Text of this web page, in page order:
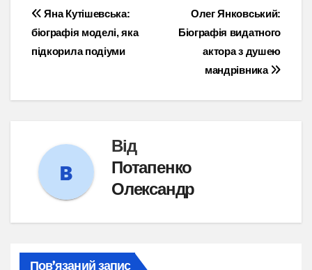
Навігація
записів
Олег Янковський:
Біографія видатного
актора з душею
мандрівника
Яна Кутішевська:
біографія моделі, яка
підкорила подіуми
Від
Потапенко
Олександр
Пов’язаний запис